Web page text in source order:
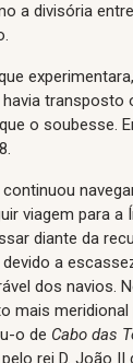
a divisória
transposto
o soubesse.
viagem para a
diante da
a
dos navios.
mais meridional
o de Cabo das
rei D. João II